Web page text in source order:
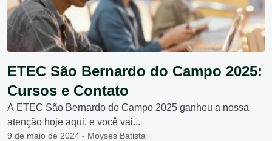
ETEC São Bernardo do Campo 2025:
Cursos e Contato
A ETEC São Bernardo do Campo 2025 ganhou a nossa
atenção hoje aqui, e você vai...
9 de maio de 2024 - Moyses Batista